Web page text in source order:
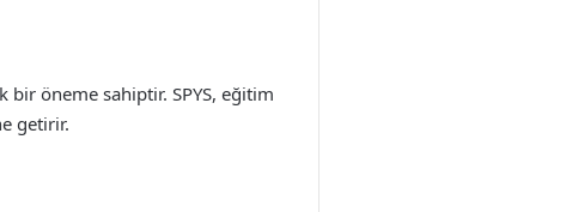
öneme sahiptir. SPYS, eğitim
getirir.